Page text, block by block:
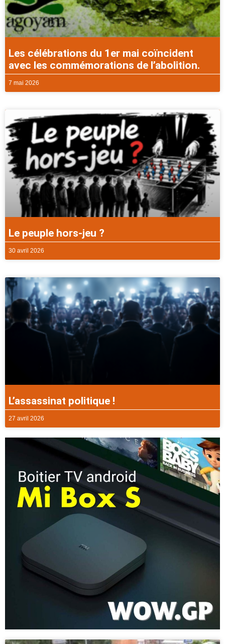
Les célébrations du 1er mai coïncident
avec les commémorations de l’abolition.
7 mai 2026
Le peuple hors-jeu ?
30 avril 2026
L’assassinat politique !
27 avril 2026